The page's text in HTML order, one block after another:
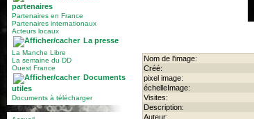
partenaires
Partenaires en France
Partenaires internationaux
Acteurs locaux
La presse
La Manche Libre
La semaine du DD
Ouest France
Documents
utiles
Documents à télécharger
Nom de l'image:
Créé:
pixel image:
échelleImage:
Visites:
Description:
Auteur: